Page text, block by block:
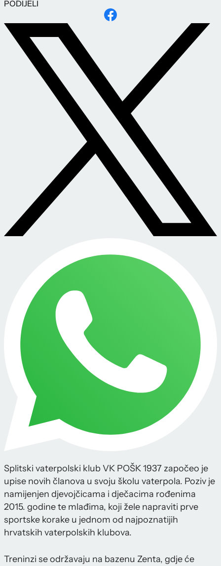
PODIJELI
Splitski vaterpolski klub VK POŠK 1937 započeo je
upise novih članova u svoju školu vaterpola. Poziv je
namijenjen djevojčicama i dječacima rođenima
2015. godine te mlađima, koji žele napraviti prve
sportske korake u jednom od najpoznatijih
hrvatskih vaterpolskih klubova.
Treninzi se održavaju na bazenu Zenta, gdje će